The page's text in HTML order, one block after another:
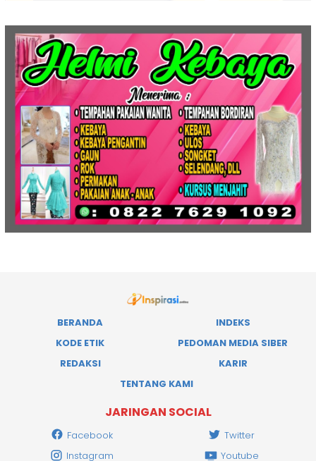
BERANDA
INDEKS
KODE ETIK
PEDOMAN MEDIA SIBER
REDAKSI
KARIR
TENTANG KAMI
JARINGAN SOCIAL
Facebook
Twitter
Instagram
Youtube